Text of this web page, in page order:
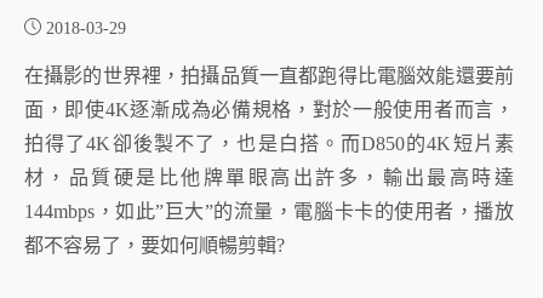
2018-03-29
在攝影的世界裡，拍攝品質一直都跑得比電腦效能還要前
面，即使4K逐漸成為必備規格，對於一般使用者而言，
拍得了4K卻後製不了，也是白搭。而D850的4K短片素
材，品質硬是比他牌單眼高出許多，輸出最高時達
144mbps，如此”巨大”的流量，電腦卡卡的使用者，播放
都不容易了，要如何順暢剪輯?